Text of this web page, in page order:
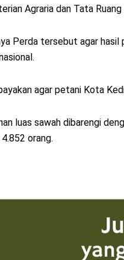
Agraria dan Tata
Perda tersebut agar hasil
agar petani Kota
luas sawah dibarengi
orang.